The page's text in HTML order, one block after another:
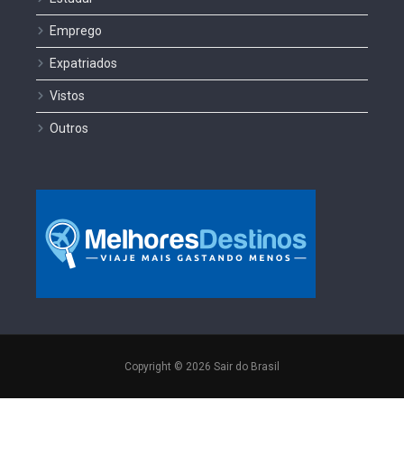
Emprego
Expatriados
Vistos
Outros
Copyright © 2026 Sair do Brasil